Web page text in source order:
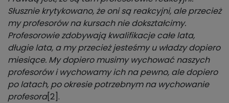
Słusznie krytykowano, że oni są reakcyjni, ale przecież
my profesorów na kursach nie dokształcimy.
Profesorowie zdobywają kwalifikacje całe lata,
długie lata, a my przecież jesteśmy u władzy dopiero
miesiące. My dopiero musimy wychować naszych
profesorów i wychowamy ich na pewno, ale dopiero
po latach, po okresie potrzebnym na wychowanie
profesora[2].